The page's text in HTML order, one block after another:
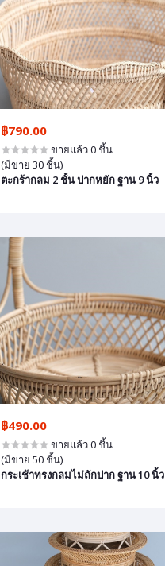
฿790.00
ขายแล้ว 0 ชิ้น
(มีขาย 30 ชิ้น)
ตะกร้ากลม 2 ชั้น ปากหยัก ฐาน 9 นิ้ว
฿490.00
ขายแล้ว 0 ชิ้น
(มีขาย 50 ชิ้น)
กระเช้าทรงกลมไม่ถักปาก ฐาน 10 นิ้ว